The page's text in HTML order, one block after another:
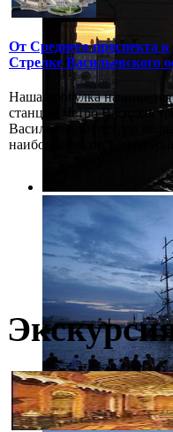
От Среднего проспекта к
Стрелке Васильевского
Наша прогулка начинается
станции метро
Васильевский остров
наибольшим по